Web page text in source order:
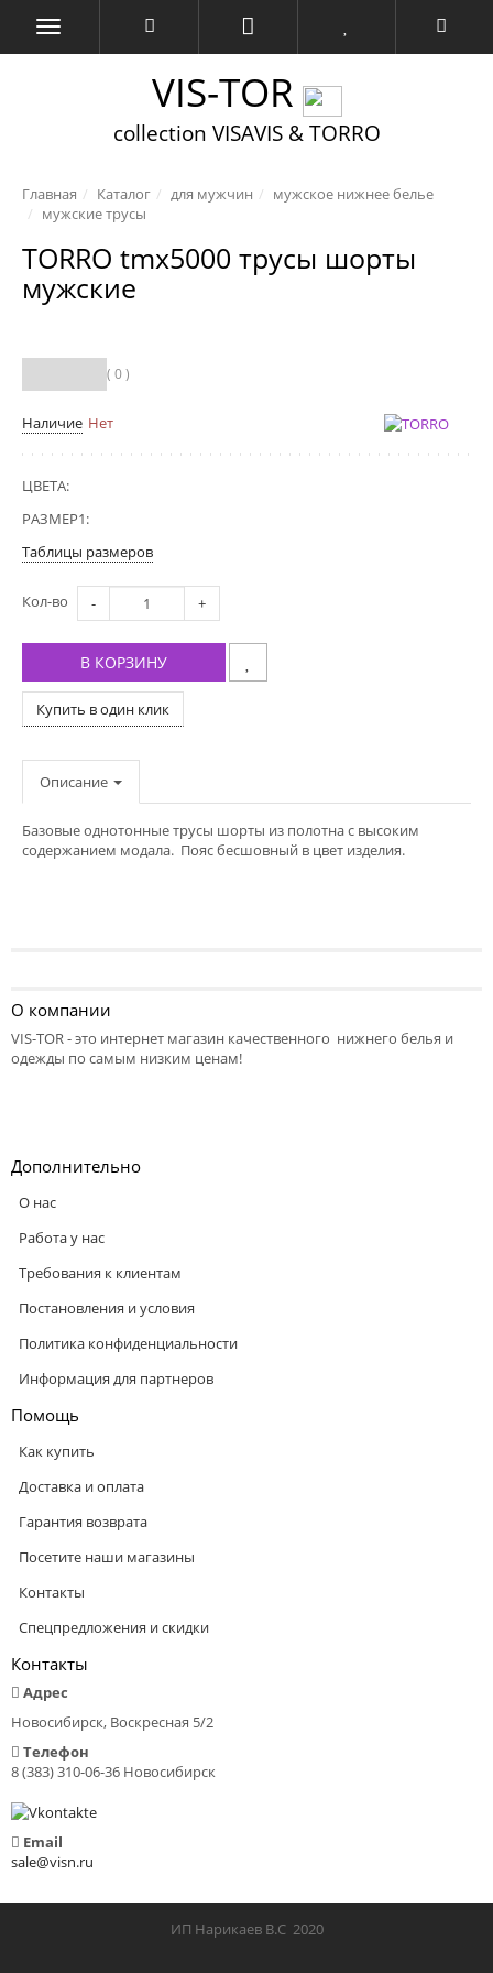
VIS-TOR
collection VISAVIS & TORRO
Главная Каталог для мужчин
мужское нижнее белье
мужские трусы
TORRO tmx5000 трусы шорты
мужские
( 0 )
Наличие Нет
ЦВЕТА:
РАЗМЕР1:
Таблицы размеров
Кол-во - +
В КОРЗИНУ
Купить в один клик
Описание
Базовые однотонные трусы шорты из полотна с высоким
содержанием модала. Пояс бесшовный в цвет изделия.
О компании
VIS-TOR - это интернет магазин качественного нижнего белья и
одежды по самым низким ценам!
Дополнительно
О нас
Работа у нас
Требования к клиентам
Постановления и условия
Политика конфиденциальности
Информация для партнеров
Помощь
Как купить
Доставка и оплата
Гарантия возврата
Посетите наши магазины
Контакты
Спецпредложения и скидки
Контакты
Адрес
Новосибирск, Воскресная 5/2
Телефон
8 (383) 310-06-36 Новосибирск
Email
sale@visn.ru
ИП Нарикаев В.С 2020